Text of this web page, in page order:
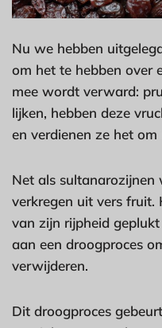
Nu we hebben
om het te hebben over
mee wordt verward:
lijken, hebben deze
en verdienen ze het
Net als sultanarozijnen
verkregen uit vers
van zijn rijpheid
aan een droogproces
verwijderen.
Dit droogproces